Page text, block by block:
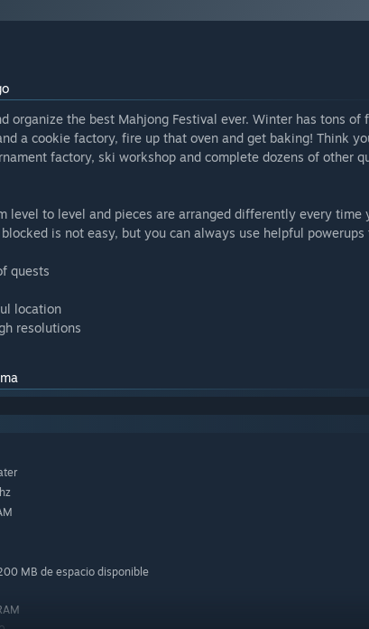
organize the best Mahjong Festival ever. Winter has tons
a cookie factory, fire up that oven and get baking! Think
factory, ski workshop and complete dozens of other
level to level and pieces are arranged differently every
is not easy, but you can always use helpful
quests
location
resolutions
MB de espacio disponible